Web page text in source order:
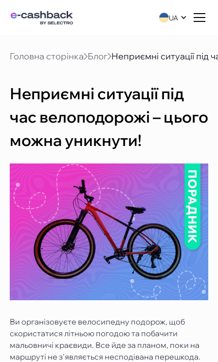
UA
Головна сторінка Блог Неприємні ситуації
Неприємні ситуації під
час велоподорожі – цього
можна уникнути!
Ви організовуєте велосипедну подорож, щоб
скористатися літньою погодою та побачити
мальовничі краєвиди. Все йде за планом, поки на
маршруті не з'являється несподівана перешкода.